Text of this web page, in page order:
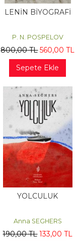
LENİN BİYOGRAFİ
P. N. POSPELOV
800,00TL 560,00 TL
Sepete Ekle
YOLCULUK
Anna SEGHERS
190,00TL 133,00 TL